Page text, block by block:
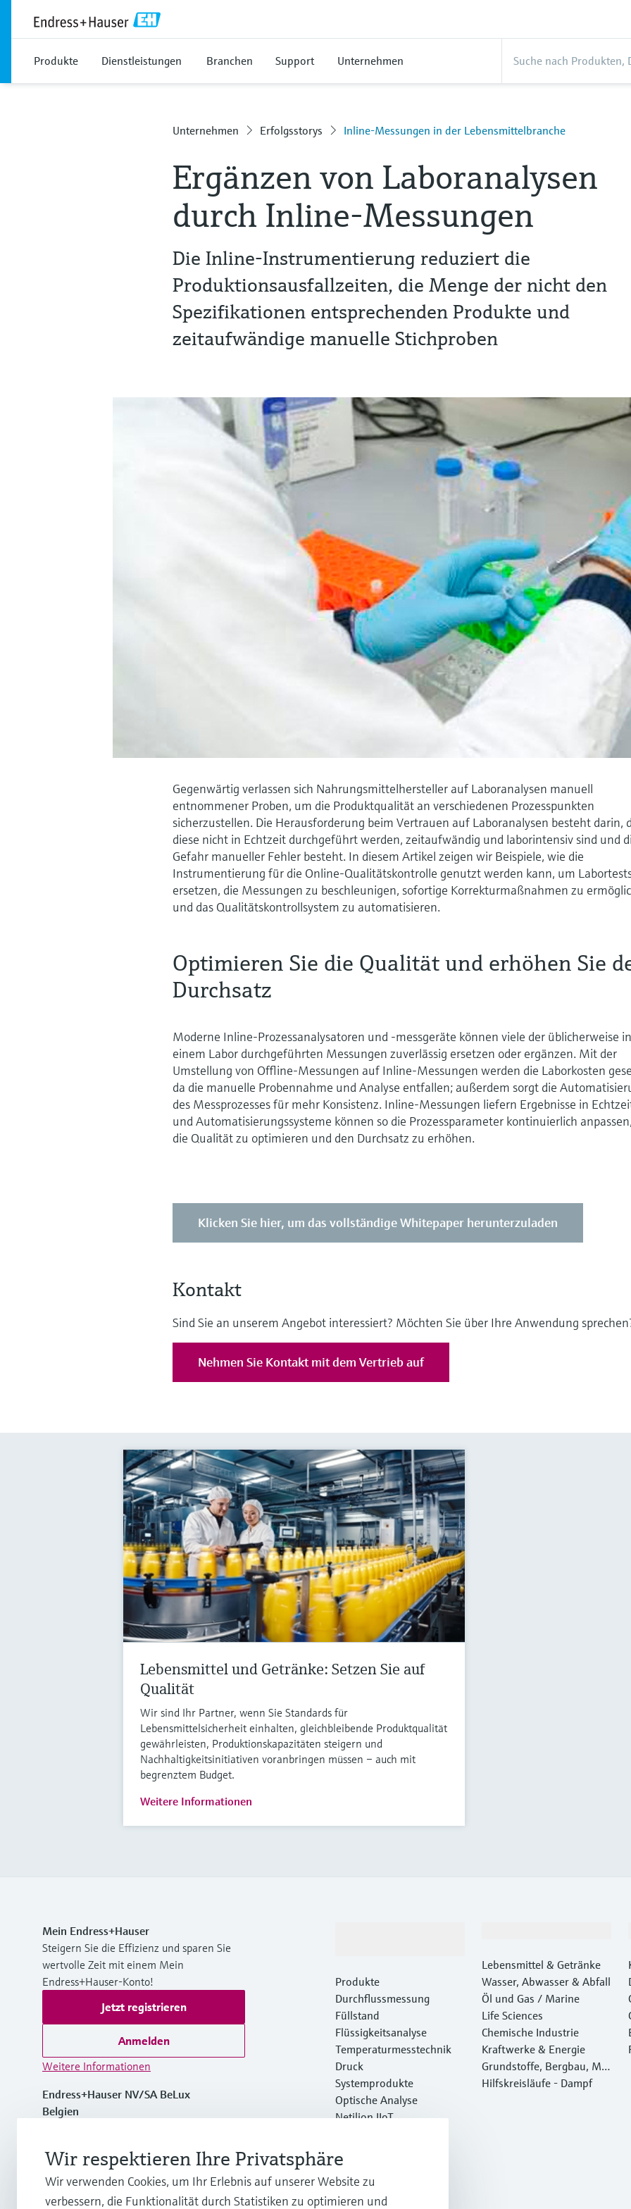
Produkte Dienstleistungen Branchen Support Unternehmen
Unternehmen Erfolgsstorys Inline-Messungen in der Lebensmittelbranche
Ergänzen von Laboranalysen
durch Inline-Messungen
Die Inline-Instrumentierung reduziert die
Produktionsausfallzeiten, die Menge der nicht den
Spezifikationen entsprechenden Produkte und
zeitaufwändige manuelle Stichproben
Gegenwärtig verlassen sich Nahrungsmittelhersteller auf Laboranalysen manuell
entnommener Proben, um die Produktqualität an verschiedenen Prozesspunkten
sicherzustellen. Die Herausforderung beim Vertrauen auf Laboranalysen besteht darin,
diese nicht in Echtzeit durchgeführt werden, zeitaufwändig und laborintensiv sind und
Gefahr manueller Fehler besteht. In diesem Artikel zeigen wir Beispiele, wie die
Instrumentierung für die Online-Qualitätskontrolle genutzt werden kann, um
ersetzen, die Messungen zu beschleunigen, sofortige Korrekturmaßnahmen zu
und das Qualitätskontrollsystem zu automatisieren.
Optimieren Sie die Qualität und erhöhen Sie
Durchsatz
Moderne Inline-Prozessanalysatoren und -messgeräte können viele der üblicherweise
einem Labor durchgeführten Messungen zuverlässig ersetzen oder ergänzen. Mit der
Umstellung von Offline-Messungen auf Inline-Messungen werden die Laborkosten
da die manuelle Probennahme und Analyse entfallen; außerdem sorgt die
des Messprozesses für mehr Konsistenz. Inline-Messungen liefern Ergebnisse in
und Automatisierungssysteme können so die Prozessparameter kontinuierlich
die Qualität zu optimieren und den Durchsatz zu erhöhen.
Klicken Sie hier, um das vollständige Whitepaper herunterzuladen
Kontakt
Sind Sie an unserem Angebot interessiert? Möchten Sie über Ihre Anwendung
Nehmen Sie Kontakt mit dem Vertrieb auf
Lebensmittel und Getränke: Setzen Sie auf
Qualität
Wir sind Ihr Partner, wenn Sie Standards für
Lebensmittelsicherheit einhalten, gleichbleibende Produktqualität
gewährleisten, Produktionskapazitäten steigern und
Nachhaltigkeitsinitiativen voranbringen müssen – auch mit
begrenztem Budget.
Weitere Informationen
Mein Endress+Hauser
Steigern Sie die Effizienz und sparen Sie
wertvolle Zeit mit einem Mein
Endress+Hauser-Konto!
Jetzt registrieren
Anmelden
Weitere Informationen
Endress+Hauser NV/SA BeLux
Belgien
+32 (0)2 248 06 00
Produkte
Durchflussmessung
Füllstand
Flüssigkeitsanalyse
Temperaturmesstechnik
Druck
Systemprodukte
Optische Analyse
Netilion IIoT
Online Tools
Dienstleistungen
Lebensmittel & Getränke
Wasser, Abwasser & Abfall
Öl und Gas / Marine
Life Sciences
Chemische Industrie
Kraftwerke & Energie
Grundstoffe, Bergbau, Met
alle
Hilfskreisläufe - Dampf
Wir respektieren Ihre Privatsphäre
Wir verwenden Cookies, um Ihr Erlebnis auf unserer Website zu
verbessern, die Funktionalität durch Statistiken zu optimieren und